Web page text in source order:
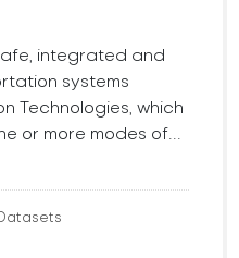
integrated and
systems
Technologies, which
or more modes of...